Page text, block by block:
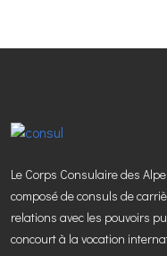
Le Corps Consulaire des
composé de consuls de
relations avec les pouvoirs
concourt à la vocation